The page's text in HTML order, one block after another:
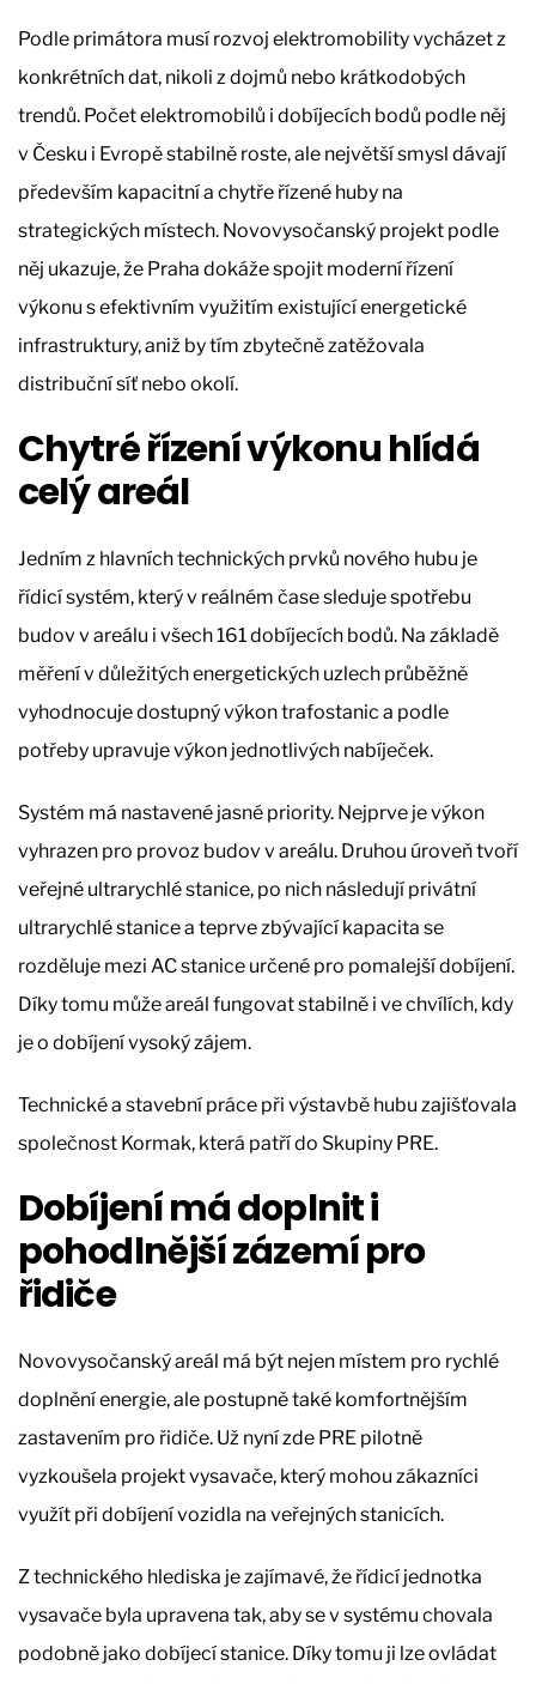
Podle primátora musí rozvoj elektromobility vycházet z
konkrétních dat, nikoli z dojmů nebo krátkodobých
trendů. Počet elektromobilů i dobíjecích bodů podle něj
v Česku i Evropě stabilně roste, ale největší smysl dávají
především kapacitní a chytře řízené huby na
strategických místech. Novovysočanský projekt podle
něj ukazuje, že Praha dokáže spojit moderní řízení
výkonu s efektivním využitím existující energetické
infrastruktury, aniž by tím zbytečně zatěžovala
distribuční síť nebo okolí.
Chytré řízení výkonu hlídá
celý areál
Jedním z hlavních technických prvků nového hubu je
řídicí systém, který v reálném čase sleduje spotřebu
budov v areálu i všech 161 dobíjecích bodů. Na základě
měření v důležitých energetických uzlech průběžně
vyhodnocuje dostupný výkon trafostanic a podle
potřeby upravuje výkon jednotlivých nabíječek.
Systém má nastavené jasné priority. Nejprve je výkon
vyhrazen pro provoz budov v areálu. Druhou úroveň tvoří
veřejné ultrarychlé stanice, po nich následují privátní
ultrarychlé stanice a teprve zbývající kapacita se
rozděluje mezi AC stanice určené pro pomalejší dobíjení.
Díky tomu může areál fungovat stabilně i ve chvílích, kdy
je o dobíjení vysoký zájem.
Technické a stavební práce při výstavbě hubu zajišťovala
společnost Kormak, která patří do Skupiny PRE.
Dobíjení má doplnit i
pohodlnější zázemí pro
řidiče
Novovysočanský areál má být nejen místem pro rychlé
doplnění energie, ale postupně také komfortnějším
zastavením pro řidiče. Už nyní zde PRE pilotně
vyzkoušela projekt vysavače, který mohou zákazníci
využít při dobíjení vozidla na veřejných stanicích.
Z technického hlediska je zajímavé, že řídicí jednotka
vysavače byla upravena tak, aby se v systému chovala
podobně jako dobíjecí stanice. Díky tomu ji lze ovládat